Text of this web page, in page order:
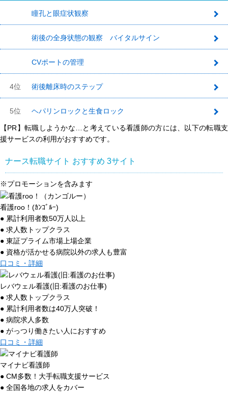
瞳孔と眼症状観察
術後の全身状態の観察 バイタルサイン
CVポートの管理
4位 術後離床時のステップ
5位 ヘパリンロックと生食ロック
【PR】転職しようかな…と考えている看護師の方には、以下の転職支
援サービスの利用がおすすめです。
ナース転職サイト おすすめ 3サイト
※プロモーションを含みます
看護roo！(ｶﾝｺﾞﾙｰ)
● 累計利用者数50万人以上
● 求人数トップクラス
● 東証プライム市場上場企業
● 資格が活かせる病院以外の求人も豊富
口コミ・詳細
レバウェル看護(旧:看護のお仕事)
● 求人数トップクラス
● 累計利用者数は40万人突破！
● 病院求人多数
● がっつり働きたい人におすすめ
口コミ・詳細
マイナビ看護師
● CM多数！大手転職支援サービス
● 全国各地の求人をカバー